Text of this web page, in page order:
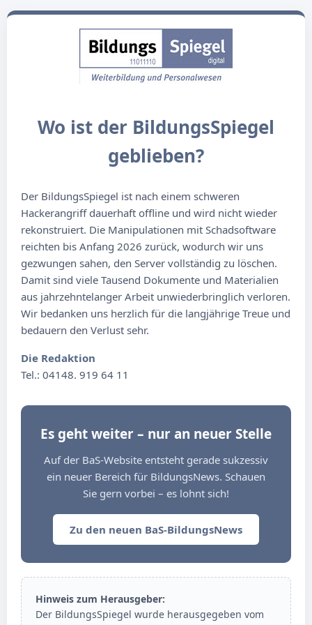
Wo ist der BildungsSpiegel
geblieben?
Der BildungsSpiegel ist nach einem schweren
Hackerangriff dauerhaft offline und wird nicht wieder
rekonstruiert. Die Manipulationen mit Schadsoftware
reichten bis Anfang 2026 zurück, wodurch wir uns
gezwungen sahen, den Server vollständig zu löschen.
Damit sind viele Tausend Dokumente und Materialien
aus jahrzehntelanger Arbeit unwiederbringlich verloren.
Wir bedanken uns herzlich für die langjährige Treue und
bedauern den Verlust sehr.
Die Redaktion
Tel.: 04148. 919 64 11
Es geht weiter – nur an neuer Stelle
Auf der BaS-Website entsteht gerade sukzessiv
ein neuer Bereich für BildungsNews. Schauen
Sie gern vorbei – es lohnt sich!
Zu den neuen BaS-BildungsNews
Hinweis zum Herausgeber:
Der BildungsSpiegel wurde herausgegeben vom